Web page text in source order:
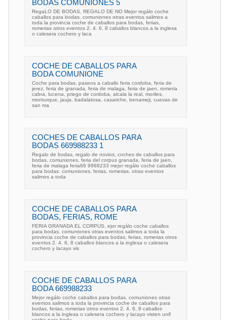
BODAS COMUNIONES 5
RegaLO DE BODAS, REGALO DE NO Mejor regálo coche
caballos para bodas. comuniones otras eventos salimos a
toda la provincia coche de caballos para bodas, ferias,
romerias otros eventos 2. 4. 6, 8 caballos blancos a la inglesa
o calesera cochero y laca
COCHE DE CABALLOS PARA
BODA COMUNIONE
Coche para bodas, paseos a caballo feria cordoba, feria de
jerez, feria de granada, feria de malaga, feria de jaen, romeria
cabra, lucena, priego de cordoba, alcala la real, moriles,
monturque, jauja, badalatosa, casariche, benameji, cuevas de
san ma
COCHES DE CABALLOS PARA
BODAS 669988233 1
Regalo de bodas, regalo de novios, coches de caballos para
bodas, comuniones, feria del corpus granada, feria de jaen,
feria de malaga feria66 9988233 mejor regálo coche caballos
para bodas. comuniones, ferias, romerias, otras eventos
salimos a toda
COCHE DE CABALLOS PARA
BODAS, FERIAS, ROME
FERIA GRANADA EL CORPUS, ejor regálo coche caballos
para bodas. comuniones otras eventos salimos a toda la
provincia coche de caballos para bodas, ferias, romerias otros
eventos 2. 4. 6, 8 caballos blancos a la inglesa o calesera
cochero y lacayo vis
COCHE DE CABALLOS PARA
BODA 669988233
Mejor regálo coche caballos para bodas. comuniones otras
eventos salimos a toda la provincia coche de caballos para
bodas, ferias, romerias otros eventos 2. 4. 6, 8 caballos
blancos a la inglesa o calesera cochero y lacayo visten unif